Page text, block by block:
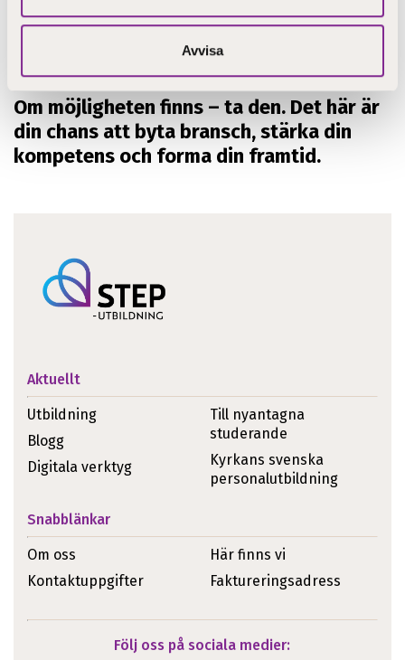
Avvisa
jobbmarknaden så hittar du utbildningen.
Om möjligheten finns – ta den. Det här är
din chans att byta bransch, stärka din
kompetens och forma din framtid.
Aktuellt
Utbildning
Blogg
Digitala verktyg
Till nyantagna
studerande
Kyrkans svenska
personalutbildning
Snabblänkar
Om oss
Kontaktuppgifter
Här finns vi
Faktureringsadress
Följ oss på sociala medier: